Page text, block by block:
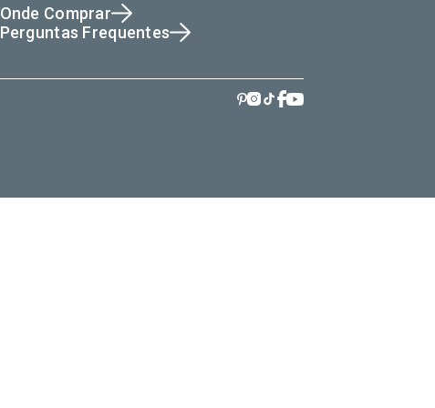
Onde Comprar
Perguntas Frequentes